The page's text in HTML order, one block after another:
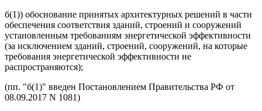
б(1)) обоснование принятых архитектурных решений в части
обеспечения соответствия зданий, строений и сооружений
установленным требованиям энергетической эффективности
(за исключением зданий, строений, сооружений, на которые
требования энергетической эффективности не
распространяются);
(пп. "б(1)" введен Постановлением Правительства РФ от
08.09.2017 N 1081)